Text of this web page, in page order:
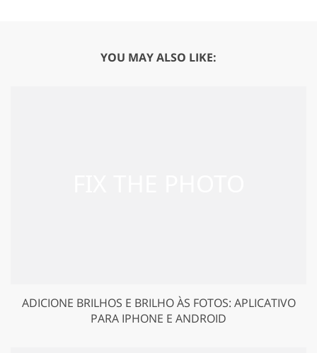
YOU MAY ALSO LIKE:
ADICIONE BRILHOS E BRILHO ÀS FOTOS: APLICATIVO
PARA IPHONE E ANDROID